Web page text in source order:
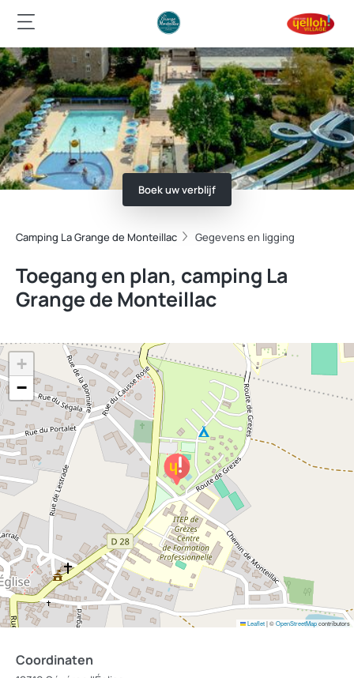
Boek uw verblijf
Camping La Grange de Monteillac Gegevens en ligging
Toegang en plan, camping La
Grange de Monteillac
Coordinaten
+
−
Leaflet|©OpenStreetMapcontributors